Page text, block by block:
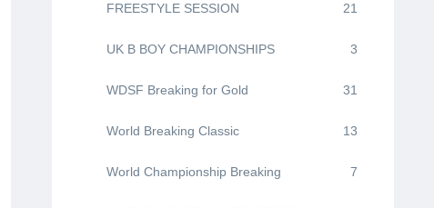
FREESTYLE SESSION 21
UK B BOY CHAMPIONSHIPS 3
WDSF Breaking for Gold 31
World Breaking Classic 13
World Championship Breaking 7